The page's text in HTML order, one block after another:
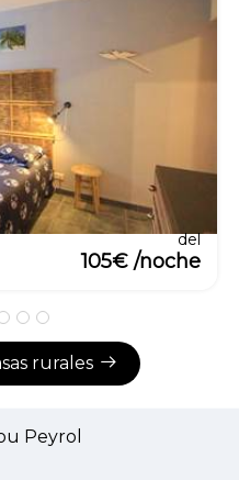
del
105€ /noche
rurales
Peyrol